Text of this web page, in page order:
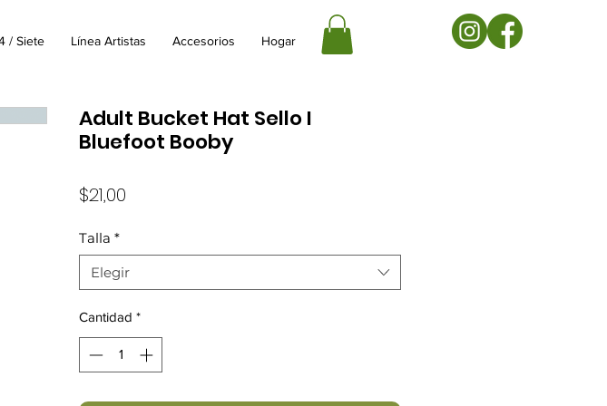
/ Siete Línea Artistas Accesorios Hogar
Adult Bucket Hat Sello I
Bluefoot Booby
$21,00
Talla *
Elegir
Cantidad *